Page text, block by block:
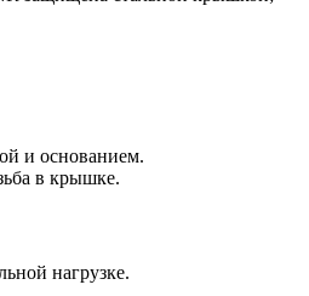
и основанием.
в крышке.
нагрузке.